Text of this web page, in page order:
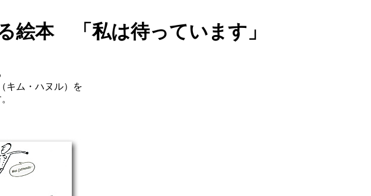
絵本 「私は待っています」
キム・ハヌル）を